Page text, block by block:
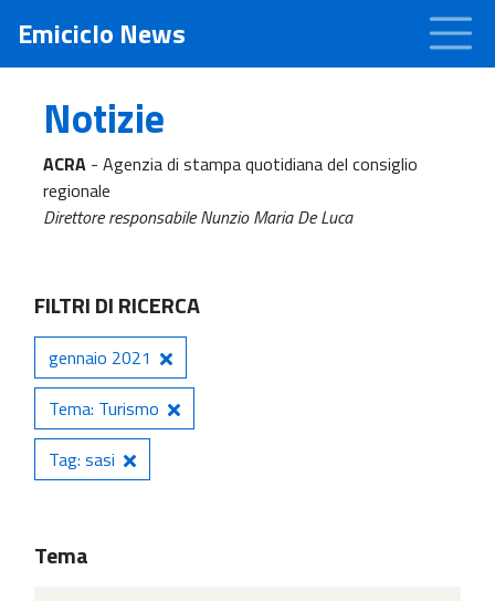
Emiciclo News
Notizie
ACRA - Agenzia di stampa quotidiana del consiglio
regionale
Direttore responsabile Nunzio Maria De Luca
FILTRI DI RICERCA
gennaio 2021
Tema: Turismo
Tag: sasi
Tema